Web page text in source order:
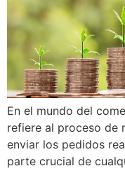
En el mundo del
refiere al proceso de
enviar los pedidos
parte crucial de